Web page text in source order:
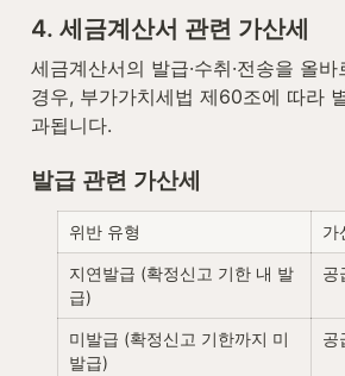
4. 세금계산서 관련 가산세
세금계산서의 발급·수취·전송을 올
경우, 부가가치세법 제60조에 따라
과됩니다.
발급 관련 가산세
위반 유형 가
지연발급 (확정신고 기한 내 발
급)
공
미발급 (확정신고 기한까지 미
발급)
공